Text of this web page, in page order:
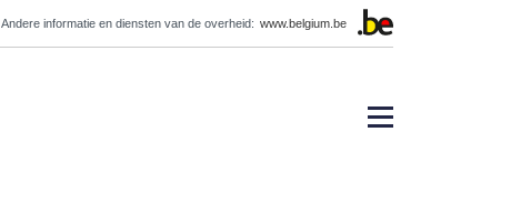
Andere informatie en diensten van de overheid: www.belgium.be